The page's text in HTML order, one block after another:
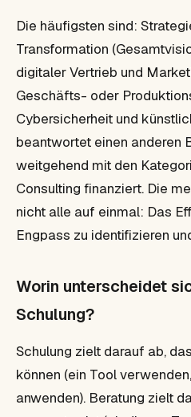
Die häufigsten sind:
Transformation
digitaler Vertrieb und
Geschäfts- oder
Cybersicherheit und
beantwortet einen anderen
weitgehend mit den
Consulting finanziert. Die
nicht alle auf einmal: Das
Engpass zu identifizieren
Worin unterscheidet
Schulung?
Schulung zielt darauf ab,
können (ein Tool
anwenden). Beratung zielt